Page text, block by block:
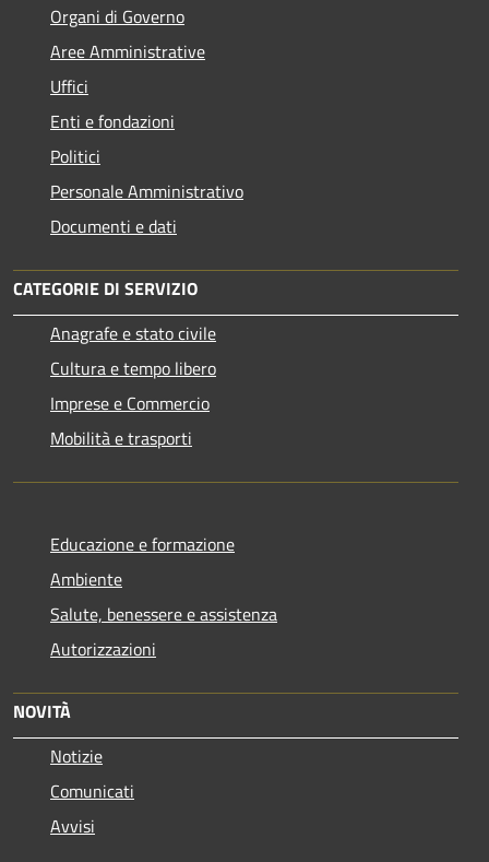
Organi di Governo
Aree Amministrative
Uffici
Enti e fondazioni
Politici
Personale Amministrativo
Documenti e dati
CATEGORIE DI SERVIZIO
Anagrafe e stato civile
Cultura e tempo libero
Imprese e Commercio
Mobilità e trasporti
Educazione e formazione
Ambiente
Salute, benessere e assistenza
Autorizzazioni
NOVITÀ
Notizie
Comunicati
Avvisi